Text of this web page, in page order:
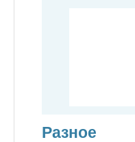
Разное